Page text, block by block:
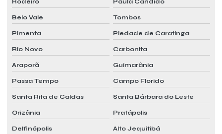
Rodeiro Paula Cândido
Belo Vale Tombos
Pimenta Piedade de Caratinga
Rio Novo Carbonita
Araporã Guimarânia
Passa Tempo Campo Florido
Santa Rita de Caldas Santa Bárbara do Leste
Orizânia Pratápolis
Delfinópolis Alto Jequitibá